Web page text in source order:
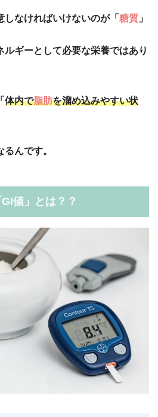
なければいけないのが「 糖質 」
ルギーとして必要な栄養ではあり
体内で脂肪を溜め込みやすい状
んです。
値」とは？？